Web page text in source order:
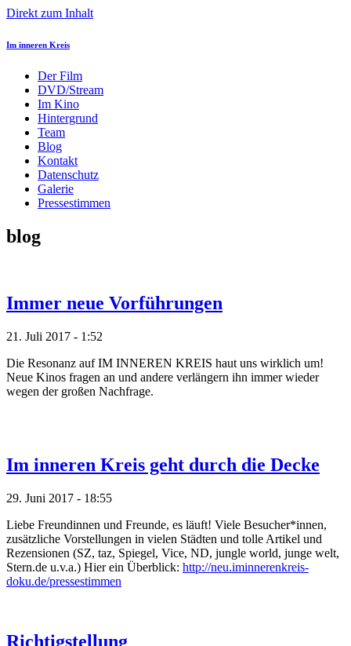
Direkt zum Inhalt
Im inneren Kreis
Der Film
DVD/Stream
Im Kino
Hintergrund
Team
Blog
Kontakt
Datenschutz
Galerie
Pressestimmen
blog
Immer neue Vorführungen
21. Juli 2017 - 1:52
Die Resonanz auf IM INNEREN KREIS haut uns wirklich um!
Neue Kinos fragen an und andere verlängern ihn immer wieder
wegen der großen Nachfrage.
Im inneren Kreis geht durch die Decke
29. Juni 2017 - 18:55
Liebe Freundinnen und Freunde, es läuft! Viele Besucher*innen,
zusätzliche Vorstellungen in vielen Städten und tolle Artikel und
Rezensionen (SZ, taz, Spiegel, Vice, ND, jungle world, junge welt,
Stern.de u.v.a.) Hier ein Überblick: http://neu.iminnerenkreis-
doku.de/pressestimmen
Richtigstellung